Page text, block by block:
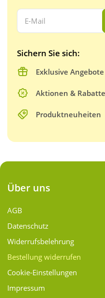
Ihre E-Mail Adresse:
Sichern Sie sich:
Exklusive
Aktionen & Rabatte
Produktneuheiten
Über uns
AGB
Datenschutz
Widerrufsbelehrung
Bestellung widerrufen
Cookie-Einstellungen
Impressum